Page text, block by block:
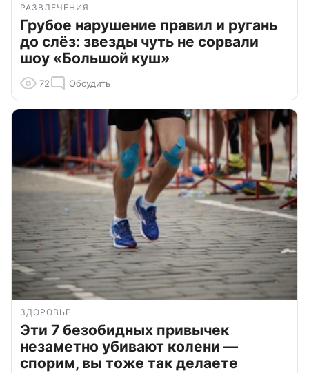
РАЗВЛЕЧЕНИЯ
Грубое нарушение правил и ругань
до слёз: звезды чуть не сорвали
шоу «Большой куш»
72 Обсудить
ЗДОРОВЬЕ
Эти 7 безобидных привычек
незаметно убивают колени —
спорим, вы тоже так делаете